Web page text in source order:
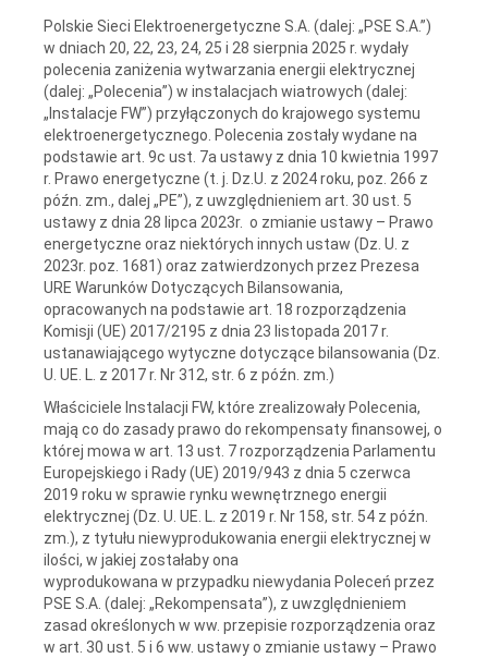
Polskie Sieci Elektroenergetyczne S.A. (dalej: „PSE S.A.”)
w dniach 20, 22, 23, 24, 25 i 28 sierpnia 2025 r. wydały
polecenia zaniżenia wytwarzania energii elektrycznej
(dalej: „Polecenia”) w instalacjach wiatrowych (dalej:
„Instalacje FW”) przyłączonych do krajowego systemu
elektroenergetycznego. Polecenia zostały wydane na
podstawie art. 9c ust. 7a ustawy z dnia 10 kwietnia 1997
r. Prawo energetyczne (t. j. Dz.U. z 2024 roku, poz. 266 z
późn. zm., dalej „PE”), z uwzględnieniem art. 30 ust. 5
ustawy z dnia 28 lipca 2023r. o zmianie ustawy – Prawo
energetyczne oraz niektórych innych ustaw (Dz. U. z
2023r. poz. 1681) oraz zatwierdzonych przez Prezesa
URE Warunków Dotyczących Bilansowania,
opracowanych na podstawie art. 18 rozporządzenia
Komisji (UE) 2017/2195 z dnia 23 listopada 2017 r.
ustanawiającego wytyczne dotyczące bilansowania (Dz.
U. UE. L. z 2017 r. Nr 312, str. 6 z późn. zm.)
Właściciele Instalacji FW, które zrealizowały Polecenia,
mają co do zasady prawo do rekompensaty finansowej, o
której mowa w art. 13 ust. 7 rozporządzenia Parlamentu
Europejskiego i Rady (UE) 2019/943 z dnia 5 czerwca
2019 roku w sprawie rynku wewnętrznego energii
elektrycznej (Dz. U. UE. L. z 2019 r. Nr 158, str. 54 z późn.
zm.), z tytułu niewyprodukowania energii elektrycznej w
ilości, w jakiej zostałaby ona
wyprodukowana w przypadku niewydania Poleceń przez
PSE S.A. (dalej: „Rekompensata”), z uwzględnieniem
zasad określonych w ww. przepisie rozporządzenia oraz
w art. 30 ust. 5 i 6 ww. ustawy o zmianie ustawy – Prawo